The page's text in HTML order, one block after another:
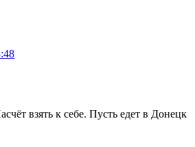
взять к себе. Пусть едет в Донецк